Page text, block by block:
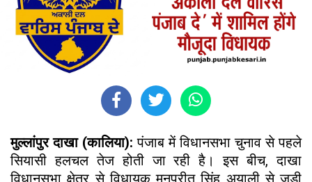
मुल्लांपुर दाखा (कालिया):पंजाब में विधानसभा चुनाव से पहले
सियासी हलचल तेज होती जा रही है। इस बीच, दाखा